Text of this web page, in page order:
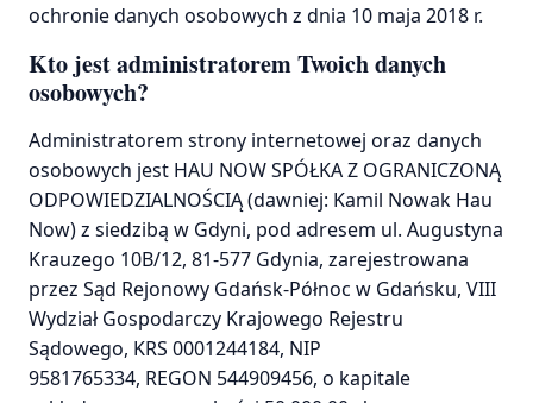
ochronie danych osobowych z dnia 10 maja 2018 r.
Kto jest administratorem Twoich danych
osobowych?
Administratorem strony internetowej oraz danych
osobowych jest HAU NOW SPÓŁKA Z OGRANICZONĄ
ODPOWIEDZIALNOŚCIĄ (dawniej: Kamil Nowak Hau
Now) z siedzibą w Gdyni, pod adresem ul. Augustyna
Krauzego 10B/12, 81-577 Gdynia, zarejestrowana
przez Sąd Rejonowy Gdańsk-Północ w Gdańsku, VIII
Wydział Gospodarczy Krajowego Rejestru
Sądowego, KRS 0001244184, NIP
9581765334, REGON 544909456, o kapitale